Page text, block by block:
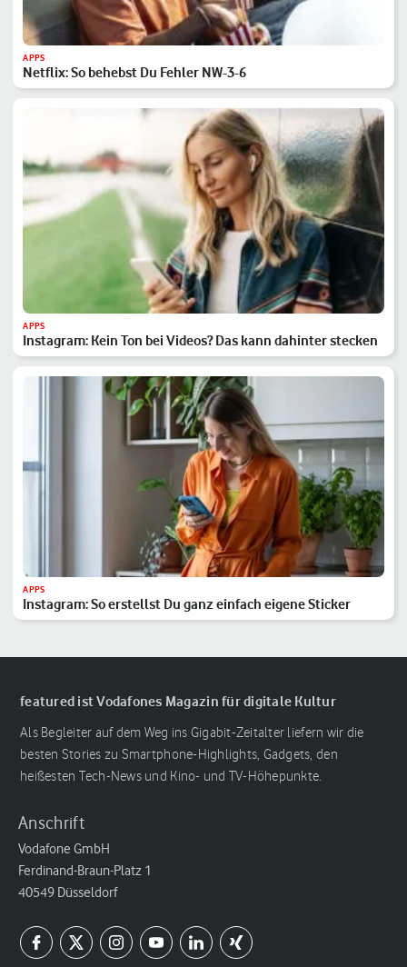
APPS
Netflix: So behebst Du Fehler NW-3-6
APPS
Instagram: Kein Ton bei Videos? Das kann dahinter stecken
APPS
Instagram: So erstellst Du ganz einfach eigene Sticker
featured ist Vodafones Magazin für digitale Kultur
Als Begleiter auf dem Weg ins Gigabit-Zeitalter liefern wir die
besten Stories zu Smartphone-Highlights, Gadgets, den
heißesten Tech-News und Kino- und TV-Höhepunkte.
Anschrift
Vodafone GmbH
Ferdinand-Braun-Platz 1
40549 Düsseldorf